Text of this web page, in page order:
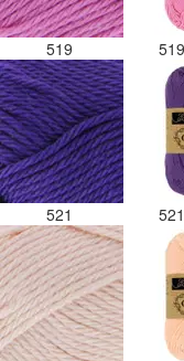
519
521